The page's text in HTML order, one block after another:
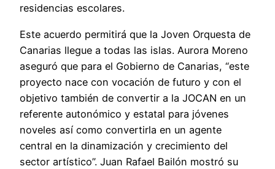
residencias escolares.
Este acuerdo permitirá que la Joven Orquesta de
Canarias llegue a todas las islas. Aurora Moreno
aseguró que para el Gobierno de Canarias, “este
proyecto nace con vocación de futuro y con el
objetivo también de convertir a la JOCAN en un
referente autonómico y estatal para jóvenes
noveles así como convertirla en un agente
central en la dinamización y crecimiento del
sector artístico”. Juan Rafael Bailón mostró su